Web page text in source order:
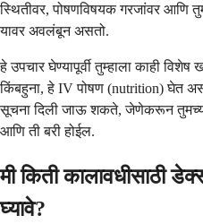
स्थितीवर, पोषणविषयक गरजांवर आणि
यावर अवलंबून असतो.
हे उपचार घेण्यापूर्वी तुम्हाला काही विशेष
किंबहुना, हे IV पोषण (nutrition) घेत
सूचना दिली जाऊ शकते, जेणेकरून
आणि ती बरी होईल.
मी किती कालावधीसाठी
घ्यावे?